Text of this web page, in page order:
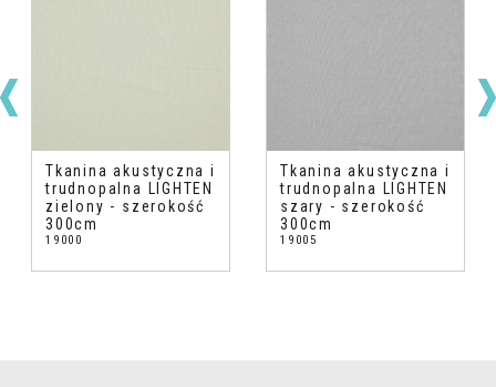
Tkanina akustyczna i
trudnopalna LIGHTEN
zielony - szerokość
300cm
19000
Tkanina akustyczna i
trudnopalna LIGHTEN
szary - szerokość
300cm
19005